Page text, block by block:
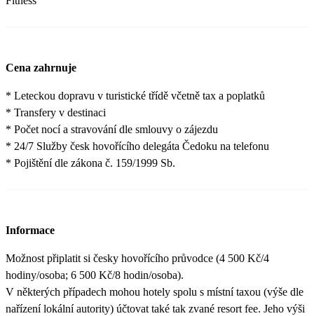
Cena zahrnuje
* Leteckou dopravu v turistické třídě včetně tax a poplatků
* Transfery v destinaci
* Počet nocí a stravování dle smlouvy o zájezdu
* 24/7 Služby česk hovořícího delegáta Čedoku na telefonu
* Pojištění dle zákona č. 159/1999 Sb.
Informace
Možnost připlatit si česky hovořícího průvodce (4 500 Kč/4
hodiny/osoba; 6 500 Kč/8 hodin/osoba).
V některých případech mohou hotely spolu s místní taxou (výše dle
nařízení lokální autority) účtovat také tak zvané resort fee. Jeho výši